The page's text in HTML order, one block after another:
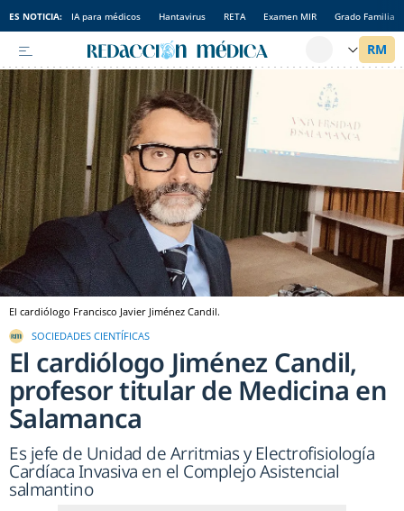
ES NOTICIA: IA para médicos Hantavirus RETA Examen MIR Grado Familia
El cardiólogo Francisco Javier Jiménez Candil.
SOCIEDADES CIENTÍFICAS
El cardiólogo Jiménez Candil,
profesor titular de Medicina en
Salamanca
Es jefe de Unidad de Arritmias y Electrofisiología
Cardíaca Invasiva en el Complejo Asistencial
salmantino